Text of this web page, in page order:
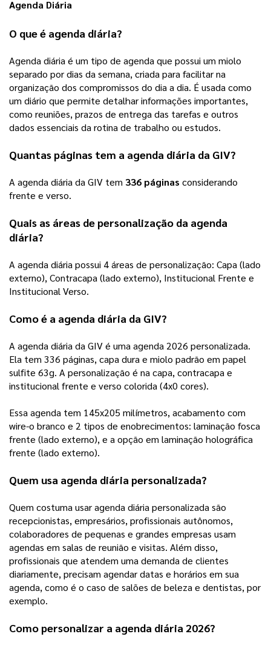
Agenda Diária
O que é agenda diária?
Agenda diária é um tipo de agenda que possui um miolo
separado por dias da semana, criada para facilitar na
organização dos compromissos do dia a dia. É usada como
um diário que permite detalhar informações importantes,
como reuniões, prazos de entrega das tarefas e outros
dados essenciais da rotina de trabalho ou estudos.
Quantas páginas tem a agenda diária da GIV?
A agenda diária da GIV tem 336 páginas considerando
frente e verso.
Quais as áreas de personalização da agenda
diária?
A agenda diária possui 4 áreas de personalização: Capa (lado
externo), Contracapa (lado externo), Institucional Frente e
Institucional Verso.
Como é a agenda diária da GIV?
A agenda diária da GIV é uma agenda 2026 personalizada.
Ela tem 336 páginas, capa dura e miolo padrão em papel
sulfite 63g. A personalização é na capa, contracapa e
institucional frente e verso colorida (4x0 cores).
Essa agenda tem 145x205 milímetros, acabamento com
wire-o branco e 2 tipos de enobrecimentos: laminação fosca
frente (lado externo), e a opção em laminação holográfica
frente (lado externo).
Quem usa agenda diária personalizada?
Quem costuma usar agenda diária personalizada são
recepcionistas, empresários, profissionais autônomos,
colaboradores de pequenas e grandes empresas usam
agendas em salas de reunião e visitas. Além disso,
profissionais que atendem uma demanda de clientes
diariamente, precisam agendar datas e horários em sua
agenda, como é o caso de salões de beleza e dentistas, por
exemplo.
Como personalizar a agenda diária 2026?